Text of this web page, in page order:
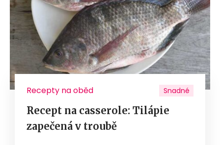
Recepty na oběd Snadné
Recept na casserole: Tilápie
zapečená v troubě